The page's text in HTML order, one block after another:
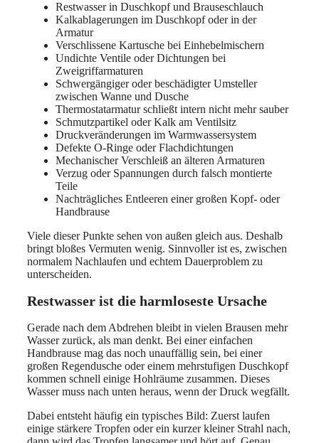
Restwasser in Duschkopf und Brauseschlauch
Kalkablagerungen im Duschkopf oder in der
Armatur
Verschlissene Kartusche bei Einhebelmischern
Undichte Ventile oder Dichtungen bei
Zweigriffarmaturen
Schwergängiger oder beschädigter Umsteller
zwischen Wanne und Dusche
Thermostatarmatur schließt intern nicht mehr sauber
Schmutzpartikel oder Kalk am Ventilsitz
Druckveränderungen im Warmwassersystem
Defekte O-Ringe oder Flachdichtungen
Mechanischer Verschleiß an älteren Armaturen
Verzug oder Spannungen durch falsch montierte
Teile
Nachträgliches Entleeren einer großen Kopf- oder
Handbrause
Viele dieser Punkte sehen von außen gleich aus. Deshalb
bringt bloßes Vermuten wenig. Sinnvoller ist es, zwischen
normalem Nachlaufen und echtem Dauerproblem zu
unterscheiden.
Restwasser ist die harmloseste Ursache
Gerade nach dem Abdrehen bleibt in vielen Brausen mehr
Wasser zurück, als man denkt. Bei einer einfachen
Handbrause mag das noch unauffällig sein, bei einer
großen Regendusche oder einem mehrstufigen Duschkopf
kommen schnell einige Hohlräume zusammen. Dieses
Wasser muss nach unten heraus, wenn der Druck wegfällt.
Dabei entsteht häufig ein typisches Bild: Zuerst laufen
einige stärkere Tropfen oder ein kurzer kleiner Strahl nach,